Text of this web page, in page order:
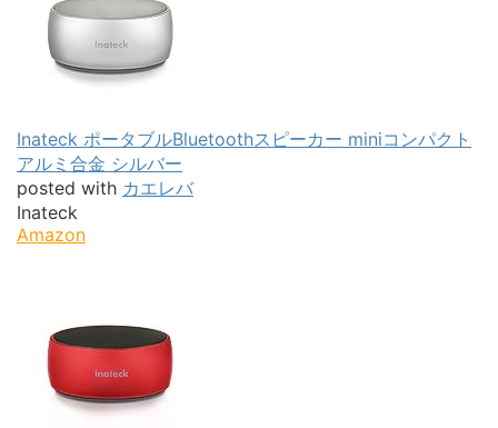
Inateck ポータブルBluetoothスピーカー miniコンパクト
アルミ合金 シルバー
posted with カエレバ
Inateck
Amazon